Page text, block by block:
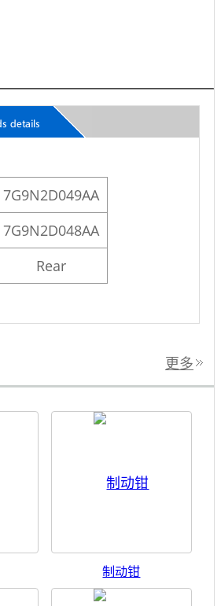
7G9N2D049AA
7G9N2D048AA
Rear
更多
制动钳